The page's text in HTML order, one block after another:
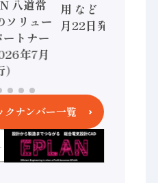
八道常
ソリュー
トナー
年7月
用 など（2026年7
月22日発行）
クナンバー一覧